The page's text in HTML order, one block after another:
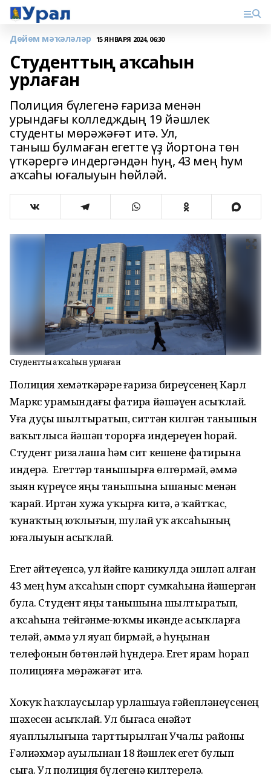
Дөйөм мәҡәләләр 15 ЯНВАРЯ 2024, 06:30
Студенттың аҡсаһын
урлаған
Полиция бүлегенә ғариза менән
урындағы колледждың 19 йәшлек
студенты мөрәжәғәт итә. Ул,
таныш булмаған егетте үҙ йортона төн
үткәрергә индергәндән һуң, 43 мең һум
аҡсаһы юғалыуын һөйләй.
Студенттың аҡсаһын урлаған
Полиция хеҙмәткәрҙәре ғариза биреүсенең Карл
Маркс урамындағы фатирҙа йәшәүен асыҡлай.
Уға дуҫы шылтыратып, ситтән килгән танышын
ваҡытлыса йәшәп торорға индереүен һорай.
Студент ризалаша һәм сит кешене фатирына
индерә. Егеттәр танышырға өлгөрмәй, әммә
зыян күреүсе яңы танышына ышаныс менән
ҡарай. Иртән хужа уҡырға китә, ә ҡайтҡас,
ҡунаҡтың юҡлығын, шулай уҡ аҡсаһының
юғалыуын асыҡлай.
Егет әйтеүенсә, ул йәйге каникулда эшләп алған
43 мең һум аҡсаһын спорт сумкаһына йәшергән
була. Студент яңы танышына шылтыратып,
аҡсаһына тейгәнме-юҡмы икәнде асыҡларға
теләй, әммә ул яуап бирмәй, ә һуңынан
телефонын бөтөнләй һүндерә. Егет ярҙам һорап
полицияға мөрәжәғәт итә.
Хоҡуҡ һаҡлаусылар урлашыуҙа ғәйепләнеүсенең
шәхесен асыҡлай. Ул бығаса енәйәт
яуаплылығына тарттырылған Учалы районы
Ғәлиәхмәр ауылынан 18 йәшлек егет булып
сыға. Ул полиция бүлегенә килтерелә.